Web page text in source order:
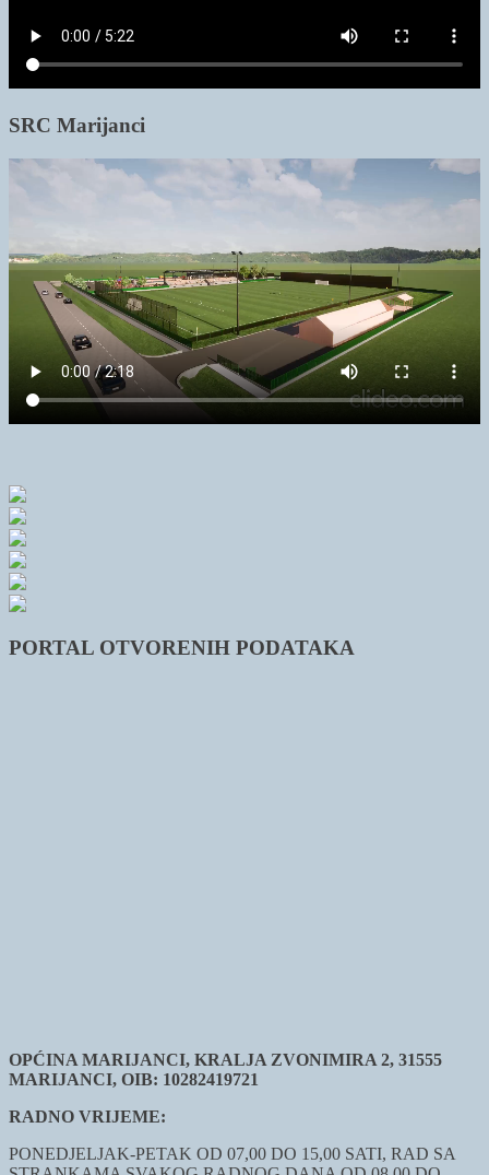
SRC Marijanci
PORTAL OTVORENIH PODATAKA
OPĆINA MARIJANCI, KRALJA ZVONIMIRA 2, 31555
MARIJANCI, OIB: 10282419721
RADNO VRIJEME:
PONEDJELJAK-PETAK OD 07,00 DO 15,00 SATI, RAD SA